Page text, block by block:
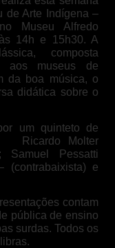
de Arte Indígena –
Museu Alfredo
14h e 15h30. A
composta
aos museus de
da boa música, o
didática sobre o
um quinteto de
Ricardo Molter
Samuel Pessatti
(contrabaixista)
e
contam
pública de ensino
surdas. Todos os